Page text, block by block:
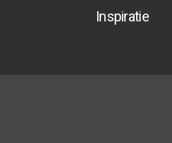
Historie
Historie
Inspiratie